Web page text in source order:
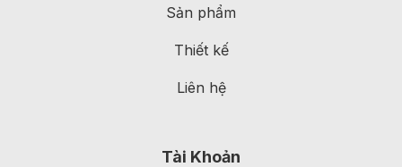
Sản phẩm
Thiết kế
Liên hệ
Tài Khoản